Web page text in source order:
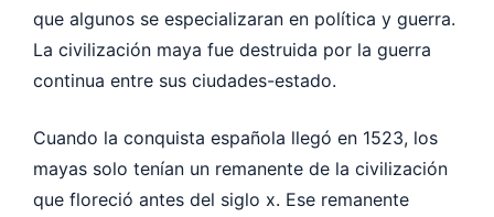
que algunos se especializaran en política y guerra.
La civilización maya fue destruida por la guerra
continua entre sus ciudades-estado.
Cuando la conquista española llegó en 1523, los
mayas solo tenían un remanente de la civilización
que floreció antes del siglo x. Ese remanente